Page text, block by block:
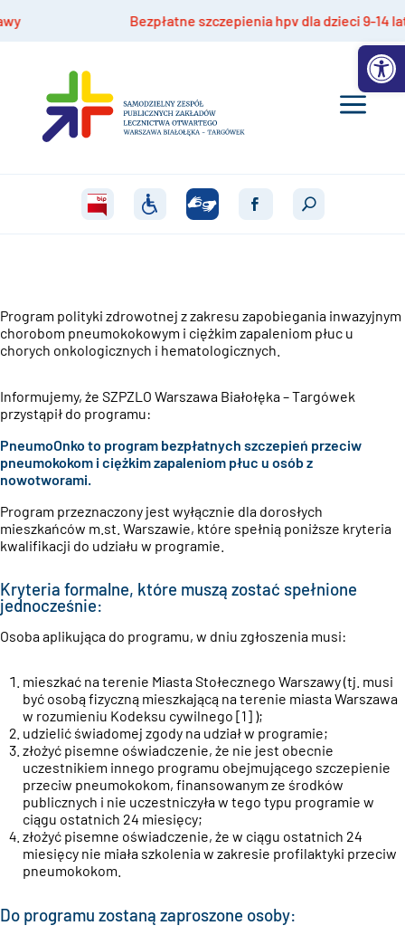
Bezpłatne szczepienia hpv dla dzieci 9-14 lat
Program polityki zdrowotnej z zakresu zapobiegania inwazyjnym
chorobom pneumokokowym i ciężkim zapaleniom płuc u
chorych onkologicznych i hematologicznych.
Informujemy, że SZPZLO Warszawa Białołęka – Targówek
przystąpił do programu:
PneumoOnko to program bezpłatnych szczepień przeciw
pneumokokom i ciężkim zapaleniom płuc u osób z
nowotworami.
Program przeznaczony jest wyłącznie dla dorosłych
mieszkańców m.st. Warszawie, które spełnią poniższe kryteria
kwalifikacji do udziału w programie.
Kryteria formalne, które muszą zostać spełnione
jednocześnie:
Osoba aplikująca do programu, w dniu zgłoszenia musi:
mieszkać na terenie Miasta Stołecznego Warszawy (tj. musi
być osobą fizyczną mieszkającą na terenie miasta Warszawa
w rozumieniu Kodeksu cywilnego [1] );
udzielić świadomej zgody na udział w programie;
złożyć pisemne oświadczenie, że nie jest obecnie
uczestnikiem innego programu obejmującego szczepienie
przeciw pneumokokom, finansowanym ze środków
publicznych i nie uczestniczyła w tego typu programie w
ciągu ostatnich 24 miesięcy;
złożyć pisemne oświadczenie, że w ciągu ostatnich 24
miesięcy nie miała szkolenia w zakresie profilaktyki przeciw
pneumokokom.
Do programu zostaną zaproszone osoby: